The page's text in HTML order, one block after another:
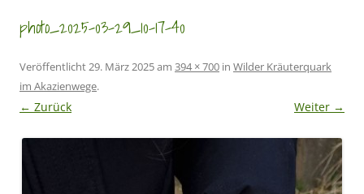
photo_2025-03-29_10-17-40
Veröffentlicht29. März 2025am 394 × 700 in Wilder Kräuterquark
im Akazienwege.
← Zurück Weiter →